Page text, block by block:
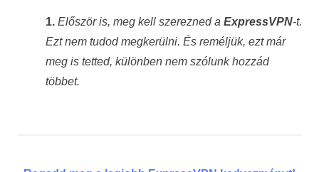
1. Először is, meg kell szerezned a ExpressVPN-t.
Ezt nem tudod megkerülni. És reméljük, ezt már
meg is tetted, különben nem szólunk hozzád
többet.